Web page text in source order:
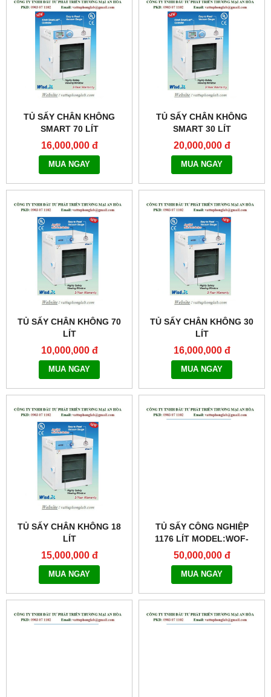
TỦ SẤY CHÂN KHÔNG
SMART 70 LÍT
MODEL:THERMOSTABLE
SOV-70
16,000,000 đ
MUA NGAY
TỦ SẤY CHÂN KHÔNG
SMART 30 LÍT
MODEL:THERMOSTABLE
SOV-30
20,000,000 đ
MUA NGAY
TỦ SẤY CHÂN KHÔNG 70
LÍT
MODEL:THERMOSTABLE
OV-70
10,000,000 đ
MUA NGAY
TỦ SẤY CHÂN KHÔNG 30
LÍT
MODEL:THERMOSTABLE
OV-30
16,000,000 đ
MUA NGAY
TỦ SẤY CHÂN KHÔNG 18
LÍT
MODEL:THERMOSTABLE
OV-20
15,000,000 đ
MUA NGAY
TỦ SẤY CÔNG NGHIỆP
1176 LÍT MODEL:WOF-
L1000
50,000,000 đ
MUA NGAY